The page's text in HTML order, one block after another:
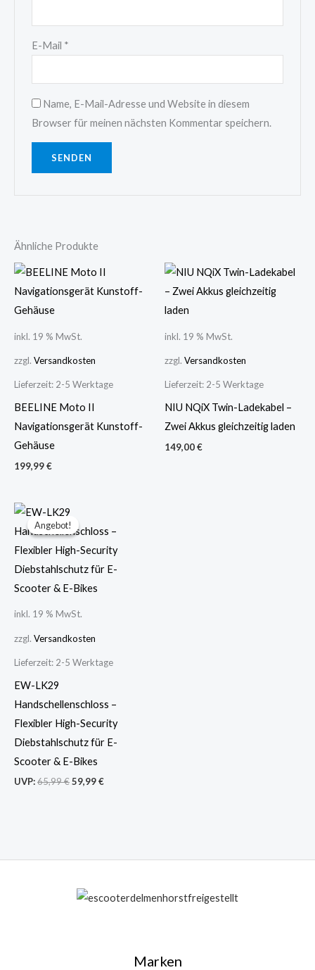
E-Mail *
Name, E-Mail-Adresse und Website in diesem
Browser für meinen nächsten Kommentar speichern.
Ähnliche Produkte
inkl. 19 % MwSt.
zzgl. Versandkosten
Lieferzeit: 2-5 Werktage
BEELINE Moto II
Navigationsgerät Kunstoff-
Gehäuse
199,99€
inkl. 19 % MwSt.
zzgl. Versandkosten
Lieferzeit: 2-5 Werktage
NIU NQiX Twin-Ladekabel –
Zwei Akkus gleichzeitig laden
149,00€
Angebot!
Angebot!
inkl. 19 % MwSt.
zzgl. Versandkosten
Lieferzeit: 2-5 Werktage
EW-LK29
Handschellenschloss –
Flexibler High-Security
Diebstahlschutz für E-
Scooter & E-Bikes
UVP:65,99€
war:
59,99€
ist:
Marken